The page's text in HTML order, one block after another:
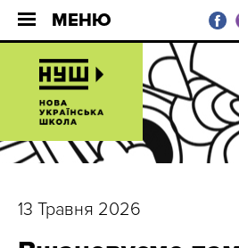
МЕНЮ
13 Травня 2026